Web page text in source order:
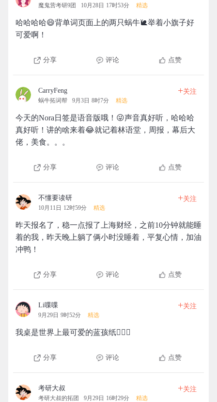
魔鬼营考研9团 10月28日 17时53分 精选
哈哈哈哈😄背单词页面上的两只蜗牛🐌举着小旗子好
可爱啊！
分享 评论 点赞
CarryFeng
蜗牛拓词帮 9月3日 8时7分 精选
+关注
今天的Nora日签是语音版哦！😜声音真好听，哈哈哈
真好听！讲的啥来着😂就记着林语堂，周报，幕后大
佬，美食。。。
分享 评论 点赞
不懂要读研
10月11日 12时59分 精选
+关注
昨天报名了，稳一点报了上海财经，之前10分钟就能睡
着的我，昨天晚上躺了俩小时没睡着，平复心情，加油
冲鸭！
分享 评论 点赞
Li喋喋
9月29日 9时52分 精选
+关注
我桌是世界上最可爱的蓝孩纸🙋🏻‍♂️
分享 评论 点赞
考研大叔
考研大叔的拓团 9月29日 16时29分 精选
+关注